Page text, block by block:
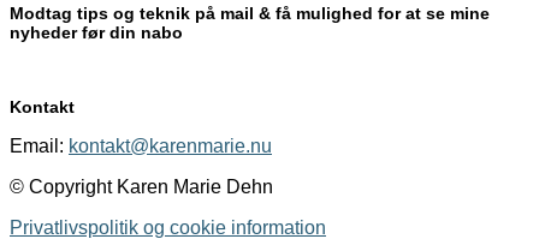
Modtag tips og teknik på mail & få mulighed for at se mine
nyheder før din nabo
Kontakt
Email: kontakt@karenmarie.nu
© Copyright Karen Marie Dehn
Privatlivspolitik og cookie information